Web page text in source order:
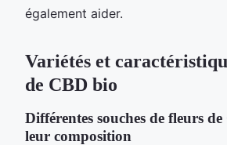
également aider.
Variétés et
de CBD bio
Différentes souches de fleurs
leur composition